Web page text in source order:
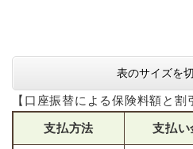
表のサイズを
【口座振替による保険料額と割
支払方法 支払い